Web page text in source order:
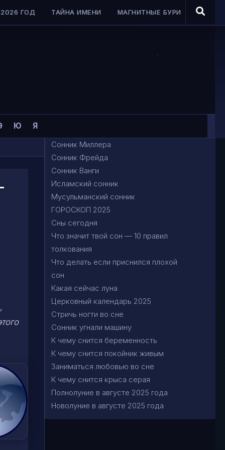
ГОД ТАЙНА ИМЕНИ МАГНИТНЫЕ БУРИ
Ю Я
Сонник Миллера
Сонник Фрейда
Сонник Ванги
Исламский сонник
Мусульманский сонник
ГОРОСКОП 2025
Сны сегодня
Что значит твой сон — 10 правил
толкования
Что делать если приснился плохой
сон
Какая сейчас луна
Церковный календарь 2025
Стричь ногти во сне
Сонник угнали машину
К чему снится беременность
К чему снится покойник живым
Заниматься любовью во сне
К чему снится крыса серая
Полнолуние в августе 2025 года
Новолуние в августе 2025 года